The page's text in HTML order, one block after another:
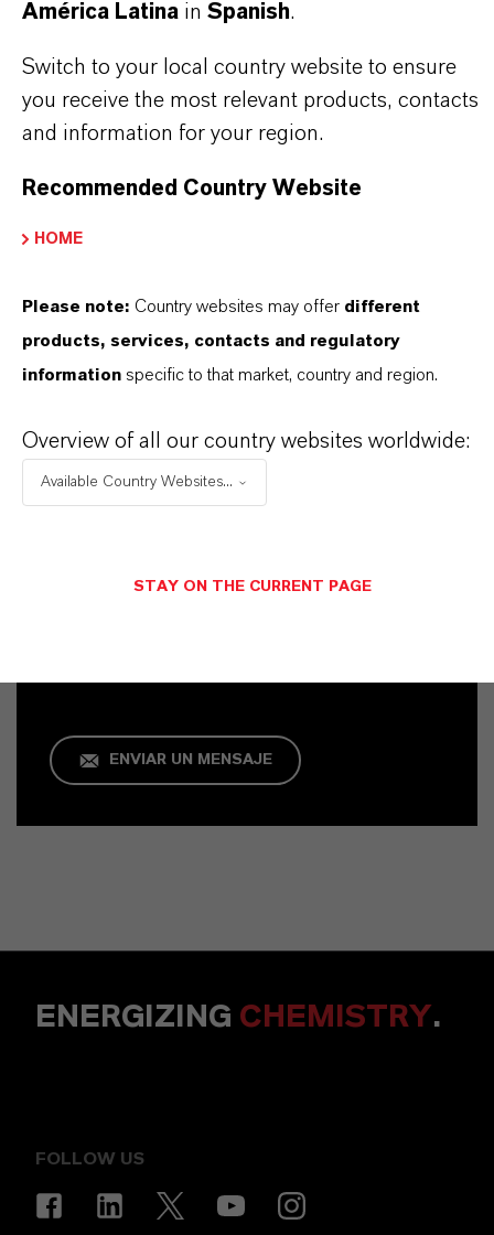
Aquí puedes descargar las fichas técnicas de los
productos. Al seleccionar una opción de los menús
desplegables, aparecerán los enlaces de descarga.
Mara Götzl
ENVIAR UN MENSAJE
ENERGIZING CHEMISTRY.
FOLLOW US
América Latina in Spanish.
Switch to your local country website to ensure
you receive the most relevant products, contacts
and information for your region.
Recommended Country Website
HOME
Please note: Country websites may offer different
products, services, contacts and regulatory
information specific to that market, country and region.
Overview of all our country websites worldwide:
Available Country Websites...
STAY ON THE CURRENT PAGE